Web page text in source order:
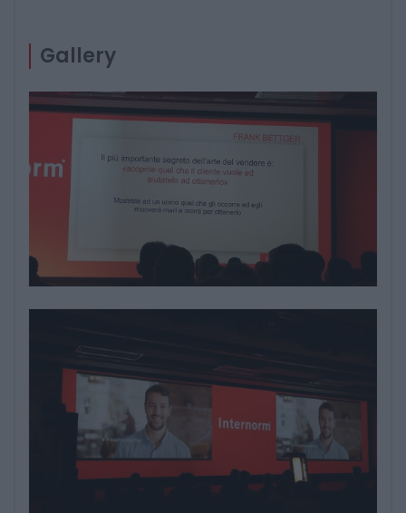
Gallery